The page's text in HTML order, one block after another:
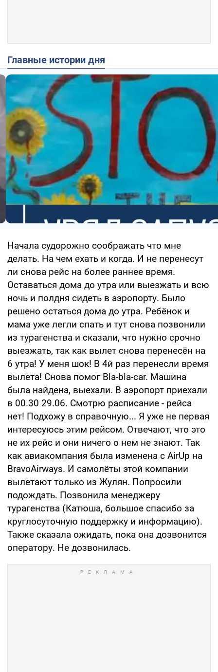
Главные истории дня
Начала судорожно соображать что мне
делать. На чем ехать и когда. И не перенесут
ли снова рейс на более раннее время.
Оставаться дома до утра или выезжать и всю
ночь и полдня сидеть в аэропорту. Было
решено остаться дома до утра. Ребёнок и
мама уже легли спать и тут снова позвонили
из турагенства и сказали, что нужно срочно
выезжать, так как вылет снова перенесён на
6 утра! У меня шок! В 4й раз перенесли время
вылета! Снова помог Bla-bla-car. Машина
была найдена, выехали. В аэропорт приехали
в 00.30 29.06. Смотрю расписание - рейса
нет! Подхожу в справочную... Я уже не первая
интересуюсь этим рейсом. Отвечают, что это
не их рейс и они ничего о нем не знают. Так
как авиакомпания была изменена с AirUp на
BravoAirways. И самолёты этой компании
вылетают только из Жулян. Попросили
подождать. Позвонила менеджеру
турагенства (Катюша, большое спасибо за
круглосуточную поддержку и информацию).
Также сказала ожидать, пока она дозвонится
оператору. Не дозвонилась.